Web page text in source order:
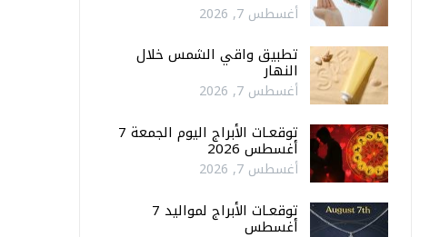
أغسطس 7, 2026
تطبيق واقي الشمس خلال
النهار
أغسطس 7, 2026
توقعـات الأبراج اليوم الجمعة 7
أغسطس 2026
أغسطس 7, 2026
توقعـات الأبراج لمواليد 7
أغسطس